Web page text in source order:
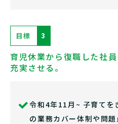
目標 3
育児休業から復職した社
充実させる。
令和4年11月~ 子育てを
の業務カバー体制や問題